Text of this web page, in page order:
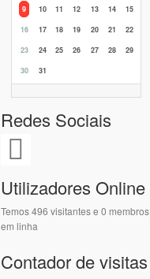
9
10 11 12 13 14
15
16
17 18 19 20 21
22
23
24 25 26 27 28
29
30
31
Redes Sociais
Utilizadores Online
Temos 496 visitantes e 0 membros
em linha
Contador de visitas